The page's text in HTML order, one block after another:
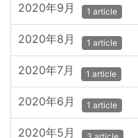
2020年9月 1 article
2020年8月 1 article
2020年7月 1 article
2020年6月 1 article
2020年5月